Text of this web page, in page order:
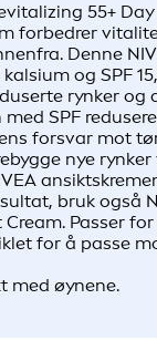
55+
forbedrer
Denne
og SPF
rynker og
SPF
forsvar mot
nye
bruk også
Passer
for å passe
med øynene.